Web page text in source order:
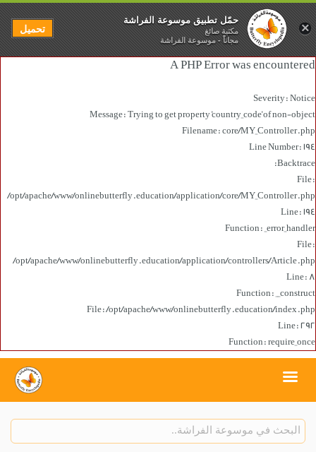
A PHP Error was encountered
Severity: Notice
Message: Trying to get property 'country_code' of non-object
Filename: core/MY_Controller.php
Line Number: 194
Backtrace:
File:
/opt/apache/www/onlinebutterfly.education/application/core/MY_Controller.php
Line: 194
Function: _error_handler
File:
/opt/apache/www/onlinebutterfly.education/application/controllers/Article.php
Line: 8
Function: __construct
File: /opt/apache/www/onlinebutterfly.education/index.php
Line: 292
Function: require_once
×
حمّل تطبيق موسوعة الفراشة
مكتبة صائغ
مجاناً - موسوعة الفراشة
تحميل